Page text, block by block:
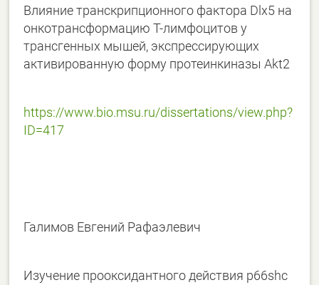
Влияние транскрипционного фактора Dlx5 на
онкотрансформацию Т-лимфоцитов у
трансгенных мышей, экспрессирующих
активированную форму протеинкиназы Akt2
https://www.bio.msu.ru/dissertations/view.php?
ID=417
Галимов Евгений Рафаэлевич
Изучение прооксидантного действия p66shc